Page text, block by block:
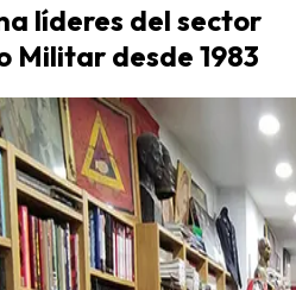
líderes del sector
Militar desde 1983